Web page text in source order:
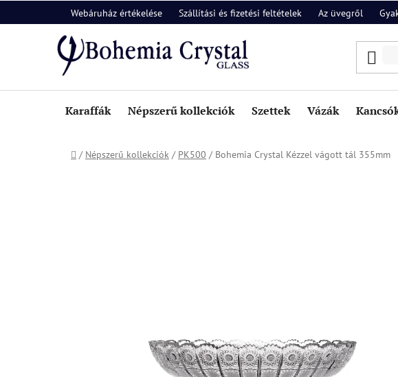
a
Webáruház értékelése Szállítási és fizetési feltételek Az üvegről
Karaffák Népszerű kollekciók Szettek Vázák
Kezdőlap
/ Népszerű kollekciók / PK500 / Bohemia Crystal Kézzel vágott tál 355mm